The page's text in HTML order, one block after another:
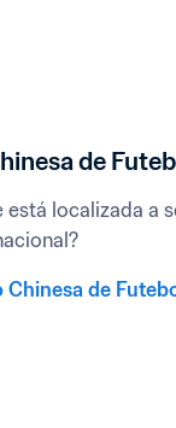
de
localizada a
Chinesa de